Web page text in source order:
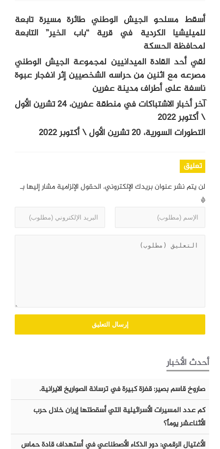
أسقط مسلحو الجيش الوطني طائرة مسيرة تابعة
للميليشيا الكردية في قرية “باب الخير” التابعة
لمحافظة الحسكة
لقي أحد القادة الميدانيين لمجموعة الجيش الوطني
مصرعه مع اثنين من حراسه الشخصيين إثر انفجار عبوة
ناسفة على أطراف مدينة عفرين
آخر أخبار الاشتباكات في منطقة عفرين، 24 تشرين الأول
\ أكتوبر 2022
التطورات السورية، 20 تشرين الأول \ أكتوبر 2022
تعليق
لن يتم نشر عنوان بريدك الإلكتروني. الحقول الإلزامية مشار إليها بـ
*
أحدث الأخبار
صاروخ قاسم بصير: قفزة كبيرة في ترسانة الصواريخ الايرانية.
كم عدد المسيرات الأسرائيلية التي أسقطتها إيران خلال حرب
الأثناعشر يوماً؟
الأغتيال الرقمي: دور الذكاء الأصطناعي في أستهداف قادة حماس